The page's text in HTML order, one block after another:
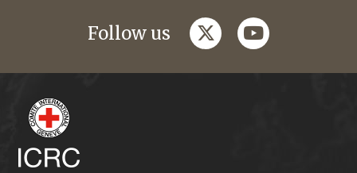
Follow us twitteryoutube